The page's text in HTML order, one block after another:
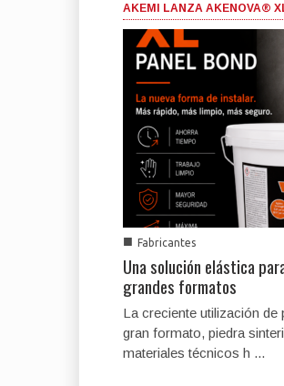
AKEMI LANZA AKENOVA®
■ Fabricantes
Una solución elástica
grandes formatos
La creciente utilización
gran formato, piedra
materiales técnicos h ...